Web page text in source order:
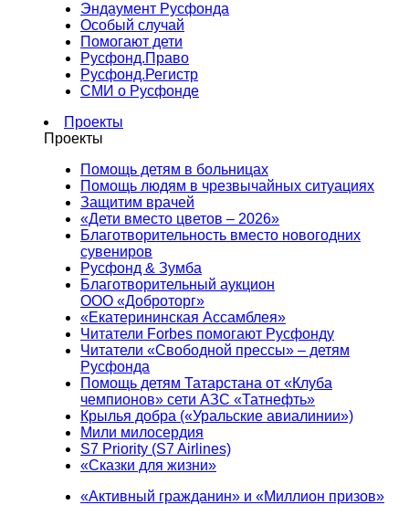
Эндаумент Русфонда
Особый случай
Помогают дети
Русфонд.Право
Русфонд.Регистр
СМИ о Русфонде
Проекты
Проекты
Помощь детям в больницах
Помощь людям в чрезвычайных ситуациях
Защитим врачей
«Дети вместо цветов – 2026»
Благотворительность вместо новогодних
сувениров
Русфонд & Зумба
Благотворительный аукцион
ООО «Доброторг»
«Екатерининская Ассамблея»
Читатели Forbes помогают Русфонду
Читатели «Свободной прессы» – детям
Русфонда
Помощь детям Татарстана от «Клуба
чемпионов» сети АЗС «Татнефть»
Крылья добра («Уральские авиалинии»)
Мили милосердия
S7 Priority (S7 Airlines)
«Сказки для жизни»
«Активный гражданин» и «Миллион призов»